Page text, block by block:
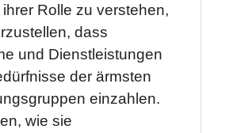
Rolle zu verstehen,
dass
und Dienstleistungen
der ärmsten
einzahlen.
wie sie